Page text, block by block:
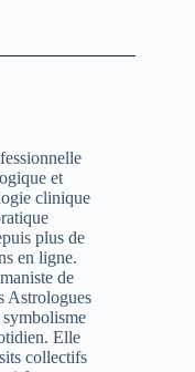
et
clinique
plus de
en ligne.
de
Astrologues
Elle
collectifs